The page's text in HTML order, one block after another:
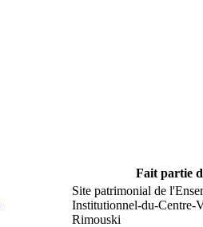
Fait partie
Site patrimonial de
Institutionnel-du-Centre-
Rimouski